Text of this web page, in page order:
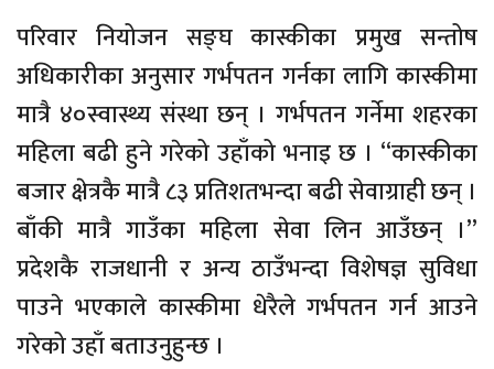
परिवार नियोजन सङ्घ कास्कीका प्रमुख सन्तोष
अधिकारीका अनुसार गर्भपतन गर्नका लागि कास्कीमा
मात्रै ४०स्वास्थ्य संस्था छन् । गर्भपतन गर्नेमा शहरका
महिला बढी हुने गरेको उहाँको भनाइ छ । “कास्कीका
बजार क्षेत्रकै मात्रै ८३ प्रतिशतभन्दा बढी सेवाग्राही छन् ।
बाँकी मात्रै गाउँका महिला सेवा लिन आउँछन् ।”
प्रदेशकै राजधानी र अन्य ठाउँभन्दा विशेषज्ञ सुविधा
पाउने भएकाले कास्कीमा धेरैले गर्भपतन गर्न आउने
गरेको उहाँ बताउनुहुन्छ ।